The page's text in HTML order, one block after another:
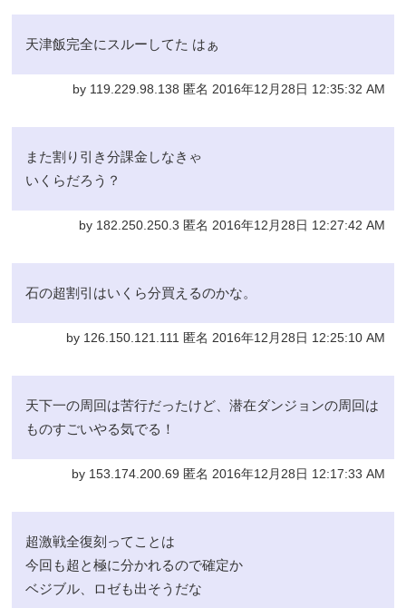
天津飯完全にスルーしてた はぁ
by 119.229.98.138 匿名 2016年12月28日 12:35:32 AM
また割り引き分課金しなきゃ
いくらだろう？
by 182.250.250.3 匿名 2016年12月28日 12:27:42 AM
石の超割引はいくら分買えるのかな。
by 126.150.121.111 匿名 2016年12月28日 12:25:10 AM
天下一の周回は苦行だったけど、潜在ダンジョンの周回は
ものすごいやる気でる！
by 153.174.200.69 匿名 2016年12月28日 12:17:33 AM
超激戦全復刻ってことは
今回も超と極に分かれるので確定か
ベジブル、ロゼも出そうだな